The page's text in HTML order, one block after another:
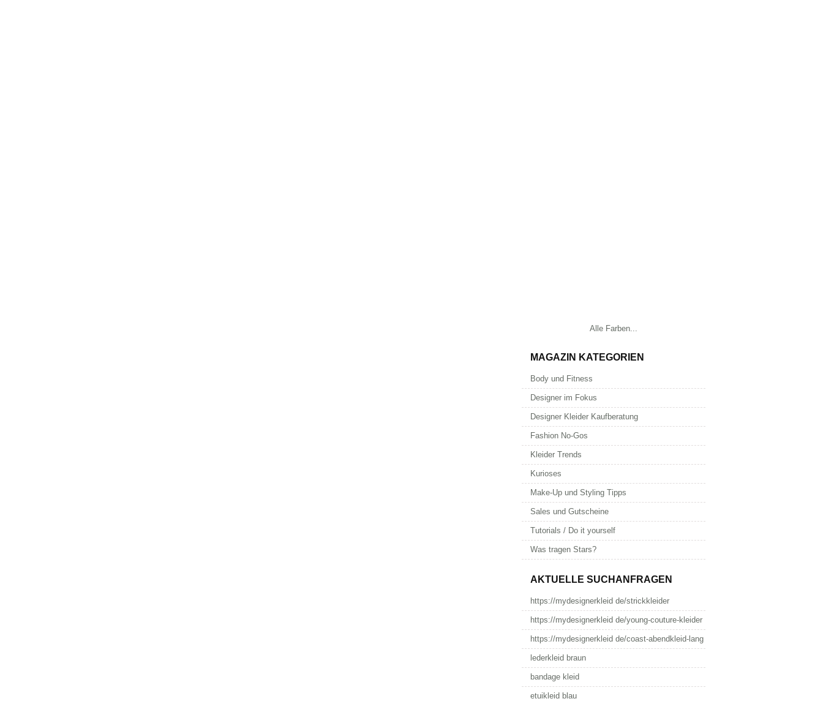
Alle Farben...
MAGAZIN KATEGORIEN
Body und Fitness
Designer im Fokus
Designer Kleider Kaufberatung
Fashion No-Gos
Kleider Trends
Kurioses
Make-Up und Styling Tipps
Sales und Gutscheine
Tutorials / Do it yourself
Was tragen Stars?
AKTUELLE SUCHANFRAGEN
https://mydesignerkleid de/strickkleider
https://mydesignerkleid de/young-couture-kleider
https://mydesignerkleid de/coast-abendkleid-lang
lederkleid braun
bandage kleid
etuikleid blau